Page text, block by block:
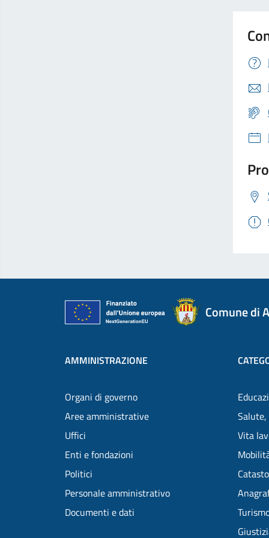
Comune di
AMMINISTRAZIONE
Organi di governo
Aree amministrative
Uffici
Enti e fondazioni
Politici
Personale amministrativo
Documenti e dati
Salute,
Vita